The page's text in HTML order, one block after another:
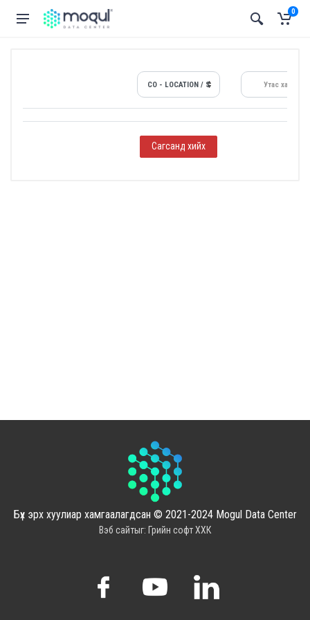
0
CO - LOCATION / S Утас хайх...
Сагсанд хийх
Бүх эрх хуулиар хамгаалагдсан © 2021-2024 Mogul Data Center
Вэб сайтыг: Грийн софт ХХК